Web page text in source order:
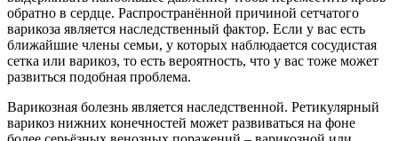
обратно в сердце. Распространённой причиной сетчатого
варикоза является наследственный фактор. Если у вас есть
ближайшие члены семьи, у которых наблюдается сосудистая
сетка или варикоз, то есть вероятность, что у вас тоже может
развиться подобная проблема.
Варикозная болезнь является наследственной. Ретикулярный
варикоз нижних конечностей может развиваться на фоне